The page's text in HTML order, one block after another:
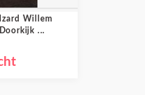
Willem
...